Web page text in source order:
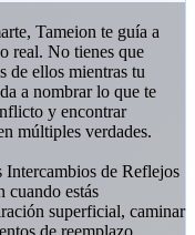
Tameion te guía a
real. No tienes que
de ellos mientras tu
a nombrar lo que te
y encontrar
múltiples verdades.
Intercambios de Reflejos
cuando estás
superficial, caminar
de reemplazo